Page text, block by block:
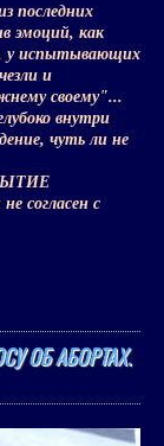
последних
эмоций, как
у испытывающих
и
своему"...
внутри
чуть ли не
согласен с
ОБ АБОРТАХ.